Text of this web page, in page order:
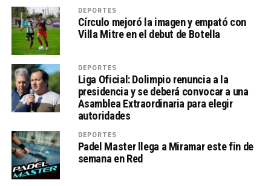
DEPORTES
Círculo mejoró la imagen y empató con
Villa Mitre en el debut de Botella
DEPORTES
Liga Oficial: Dolimpio renuncia a la
presidencia y se deberá convocar a una
Asamblea Extraordinaria para elegir
autoridades
DEPORTES
Padel Master llega a Miramar este fin de
semana en Red